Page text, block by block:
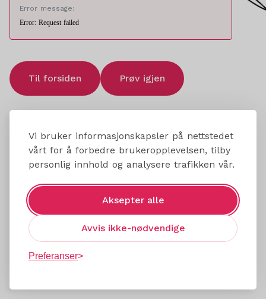
Vi bruker informasjonskapsler på nettstedet
vårt for å forbedre brukeropplevelsen, tilby
personlig innhold og analysere trafikken vår.
Aksepter alle
Avvis ikke-nødvendige
Preferanser
Error message:
Error: Request failed
Til forsiden Prøv igjen